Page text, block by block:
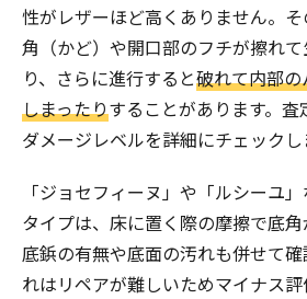
性がレザーほど高くありません。
角（かど）や開口部のフチが擦れ
り、さらに進行すると破れて内部
しまったりすることがあります。
ダメージレベルを詳細にチェックし
「ジョセフィーヌ」や「ルシーユ
タイプは、床に置く際の摩擦で底角
底鋲の有無や底面の汚れも併せて
れはリペアが難しいためマイナス